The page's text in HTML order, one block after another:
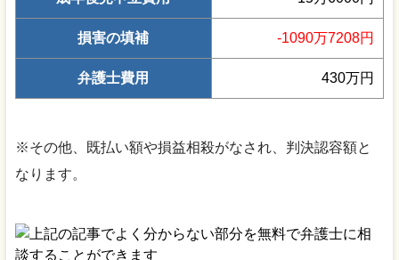
損害の填補 -1090万7208円
弁護士費用 430万円
※その他、既払い額や損益相殺がなされ、判決認容額と
なります。